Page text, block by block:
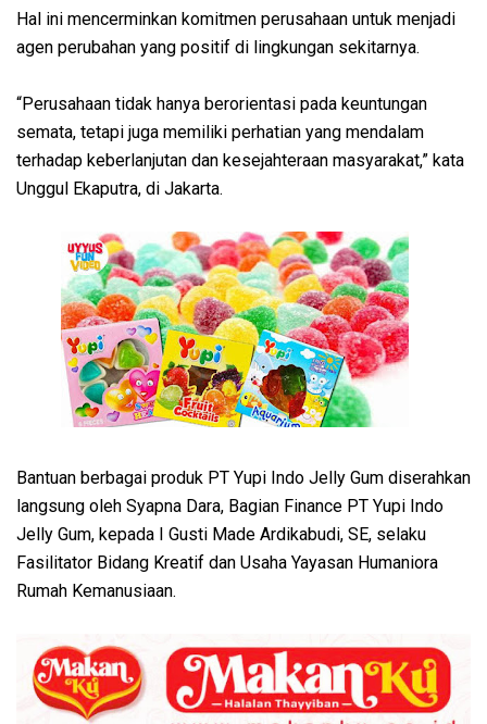
Hal ini mencerminkan komitmen perusahaan untuk menjadi
agen perubahan yang positif di lingkungan sekitarnya.
“Perusahaan tidak hanya berorientasi pada keuntungan
semata, tetapi juga memiliki perhatian yang mendalam
terhadap keberlanjutan dan kesejahteraan masyarakat,” kata
Unggul Ekaputra, di Jakarta.
Bantuan berbagai produk PT Yupi Indo Jelly Gum diserahkan
langsung oleh Syapna Dara, Bagian Finance PT Yupi Indo
Jelly Gum, kepada I Gusti Made Ardikabudi, SE, selaku
Fasilitator Bidang Kreatif dan Usaha Yayasan Humaniora
Rumah Kemanusiaan.